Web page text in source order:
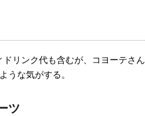
リンク代も含むが、コヨーテさん
うな気がする。
ツ